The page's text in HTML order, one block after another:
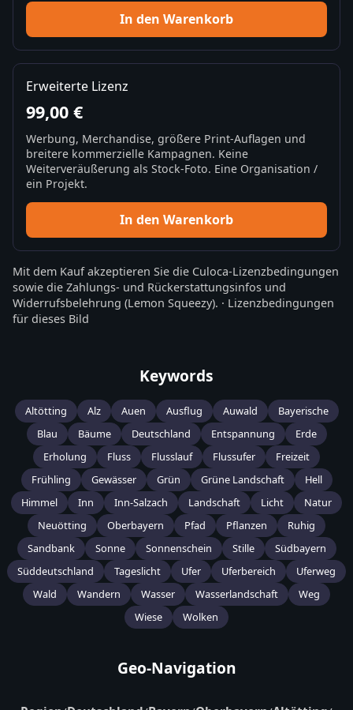
In den Warenkorb
Erweiterte Lizenz
99,00 €
Werbung, Merchandise, größere Print-Auflagen und
breitere kommerzielle Kampagnen. Keine
Weiterveräußerung als Stock-Foto. Eine Organisation /
ein Projekt.
In den Warenkorb
Mit dem Kauf akzeptieren Sie die Culoca-Lizenzbedingungen
sowie die Zahlungs- und Rückerstattungsinfos und
Widerrufsbelehrung (Lemon Squeezy). · Lizenzbedingungen
für dieses Bild
Keywords
Altötting Alz Auen Ausflug Auwald
Bayerische
Blau
Bäume Deutschland Entspannung
Erde
Erholung
Fluss Flusslauf Flussufer
Freizeit
Frühling
Gewässer Grün Grüne Landschaft
Hell
Himmel
Inn Inn-Salzach Landschaft Licht
Natur
Neuötting
Oberbayern Pfad Pflanzen
Ruhig
Sandbank
Sonne Sonnenschein Stille
Südbayern
Süddeutschland
Tageslicht Ufer Uferbereich
Uferweg
Wald
Wandern Wasser Wasserlandschaft
Weg
Wiese
Wolken
Geo-Navigation